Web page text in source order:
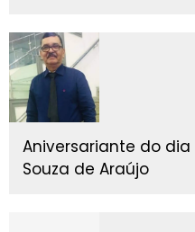
Aniversariante do
Souza de Araújo